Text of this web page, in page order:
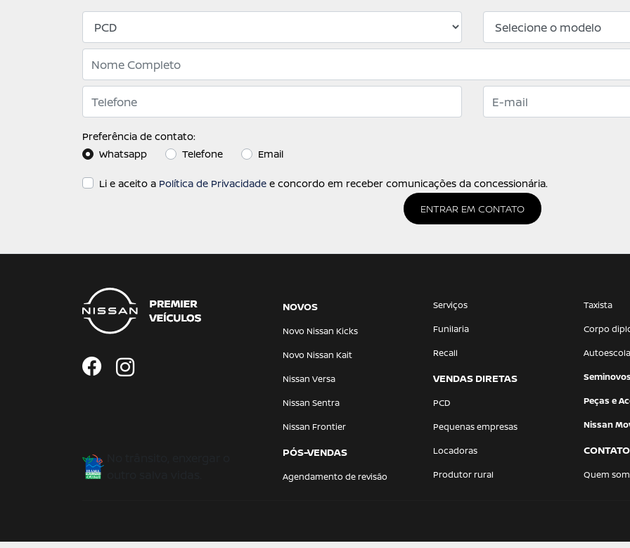
Preferência de contato:
Whatsapp
Telefone Email
Li e aceito a Política de Privacidade e concordo em receber comunicações da concessionária.
ENTRAR EM CONTATO
NOVOS
Novo Nissan Kicks
Novo Nissan Kait
Nissan Versa
Nissan Sentra
Nissan Frontier
PÓS-VENDAS
Agendamento de revisão
Serviços
Funilaria
Recall
VENDAS DIRETAS
PCD
Pequenas empresas
Locadoras
Produtor rural
Taxista
Corpo
Autoescola
Peças e
Nissan
CONTATO
Quem